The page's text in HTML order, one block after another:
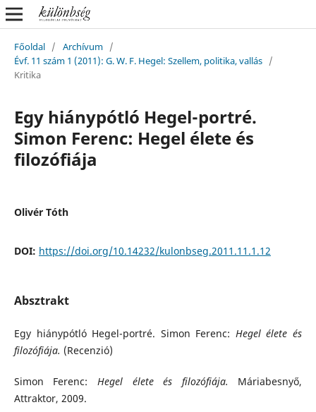
Főoldal / Archívum /
Évf. 11 szám 1 (2011): G. W. F. Hegel: Szellem, politika, vallás /
Kritika
Egy hiánypótló Hegel-portré.
Simon Ferenc: Hegel élete és
filozófiája
Olivér Tóth
DOI: https://doi.org/10.14232/kulonbseg.2011.11.1.12
Absztrakt
Egy hiánypótló Hegel-portré. Simon Ferenc: Hegel élete és
filozófiája. (Recenzió)
Simon Ferenc: Hegel élete és filozófiája. Máriabesnyő,
Attraktor, 2009.